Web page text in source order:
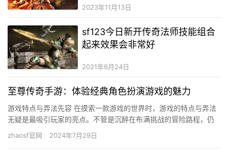
2023年11月13日
sf123今日新开传奇法师技能组合
起来效果会非常好
2021年6月24日
至尊传奇手游：体验经典角色扮演游戏的魅力
游戏特点与弄法先容 在摸索一款游戏的世界时，游戏的特点与弄法
无疑是最吸引玩家的亮点。不管是沉醉在布满挑战的冒险路程，仍
是享受轻松兴奋的脚色饰演，游戏的特点常常决议了它不同凡响的
zhaosf官网 2024年7月29日